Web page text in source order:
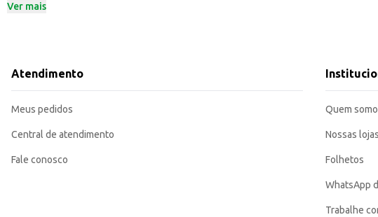
Formato prático em pacote de 500g.
Experimente diferentes recheios, doces ou salgados, para variar o cardápio.
Para estabelecimentos comerciais, a praticidade da embalagem de 500g otimiza o tempo
praticidade e bom custo-benefício.
Ver mais
Atendimento
Meus pedidos
Central de atendimento
Fale conosco
Quem
Nossas lojas
Folhetos
WhatsApp
Trabalhe